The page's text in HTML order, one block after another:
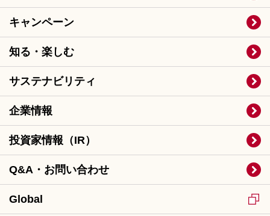
キャンペーン
知る・楽しむ
サステナビリティ
企業情報
投資家情報（IR）
Q&A・お問い合わせ
Global